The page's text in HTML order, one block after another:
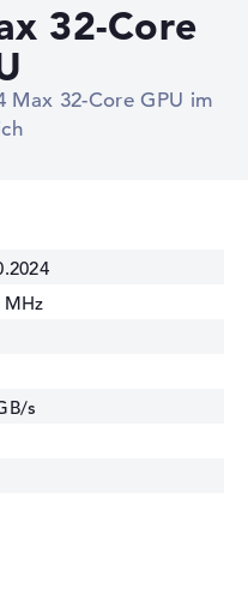
32-Core
32-Core GPU im
MHz
s